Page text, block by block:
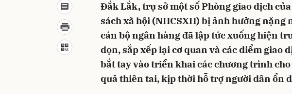
Đắk Lắk, trụ sở một số Phòng giao dịch
sách xã hội (NHCSXH) bị ảnh hưởng nặng
cán bộ ngân hàng đã lập tức xuống hiện
dọn, sắp xếp lại cơ quan và các điểm giao
bắt tay vào triển khai các chương trình
quả thiên tai, kịp thời hỗ trợ người dân ổn